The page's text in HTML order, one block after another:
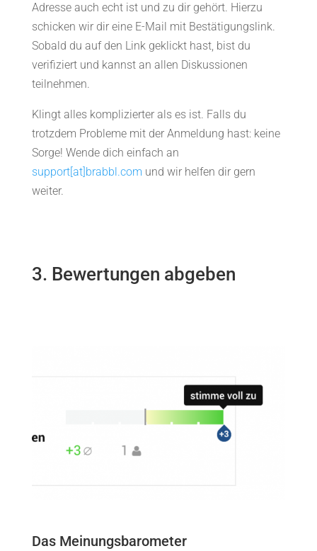
Adresse auch echt ist und zu dir gehört. Hierzu
schicken wir dir eine E-Mail mit Bestätigungslink.
Sobald du auf den Link geklickt hast, bist du
verifiziert und kannst an allen Diskussionen
teilnehmen.
Klingt alles komplizierter als es ist. Falls du
trotzdem Probleme mit der Anmeldung hast: keine
Sorge! Wende dich einfach an
support[at]brabbl.com und wir helfen dir gern
weiter.
3. Bewertungen abgeben
Das Meinungsbarometer